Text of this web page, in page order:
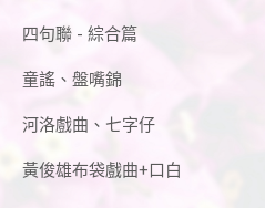
四句聯 - 綜合篇
童謠、盤嘴錦
河洛戲曲、七字仔
黃俊雄布袋戲曲+口白